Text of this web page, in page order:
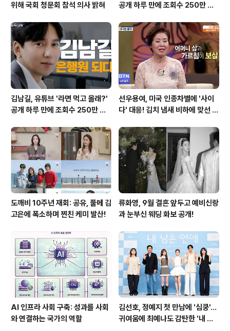
위해 국회 청문회 참석 의사 밝혀
공개 하루 만에 조회수 250만 돌
김남길, 유튜브 '라면 먹고 올래?'
공개 하루 만에 조회수 250만 돌
선우용여, 미국 인종차별에 '사이
다' 대응! 김치 냄새 비하에 맞선 통
도깨비 10주년 재회: 공유, 풀메 김
고은에 폭소하며 찐친 케미 발산!
류화영, 9월 결혼 앞두고 예비신랑
과 눈부신 웨딩 화보 공개!
AI 인프라 사회 구축: 성과를 사회
와 연결하는 국가의 역할
김선호, 정예지 첫 만남에 '심쿵'…
귀여움에 최예나도 감탄한 '내 남